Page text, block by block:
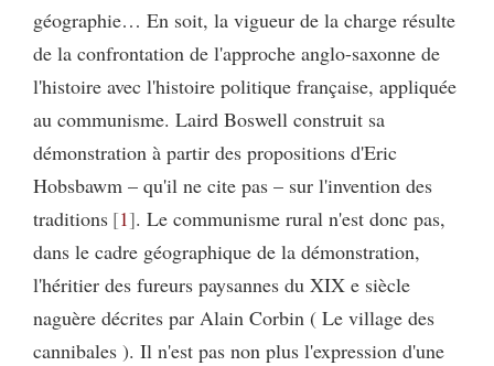
géographie… En soit, la vigueur de la charge résulte
de la confrontation de l'approche anglo-saxonne de
l'histoire avec l'histoire politique française, appliquée
au communisme. Laird Boswell construit sa
démonstration à partir des propositions d'Eric
Hobsbawm – qu'il ne cite pas – sur l'invention des
traditions 1 . Le communisme rural n'est donc pas,
dans le cadre géographique de la démonstration,
l'héritier des fureurs paysannes du XIX e siècle
naguère décrites par Alain Corbin ( Le village des
cannibales ). Il n'est pas non plus l'expression d'une